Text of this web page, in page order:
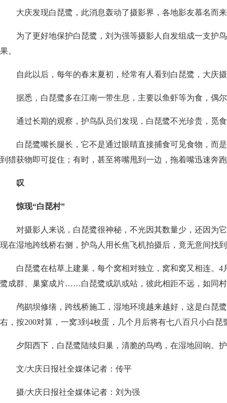
大庆发现白琵鹭，此消息轰动了摄影界，各地影友慕名而
为了更好地保护白琵鹭，刘为强等摄影人自发组成一支护
果。
自此以后，每年的春末夏初，经常有人看到白琵鹭，大庆
据悉，白琵鹭多在江南一带生息，主要以鱼虾等为食，偶
通过长期的观察，护鸟队员们发现，白琵鹭不光珍贵，觅
白琵鹭嘴长腿长，它不是通过眼睛直接捕食可见食物，而
到猎获物即可捉住；有时，甚至将嘴甩到一边，拖着嘴迅速奔
叹
惊现“白琵村”
对摄影人来说，白琵鹭很神秘，不光因其数量少，还因为
现在湿地跨线桥右侧，护鸟人用长焦飞机拍摄后，竟无意间找
白琵鹭在枯草上建巢，每个窝相对独立，窝和窝又相连。
鹭成群、巢窠成片……白琵鹭或趴或站，彼此相距不远，如同
鸬鹚坝修缮，跨线桥施工，湿地环境越来越好，这是白琵
右，按200对算，一窝3到4枚蛋，几个月后将有七八百只小白
夕阳西下，白琵鹭陆续归巢，清脆的鸟鸣，在湿地回响。
文/大庆日报社全媒体记者：传平
摄/大庆日报社全媒体记者：刘为强